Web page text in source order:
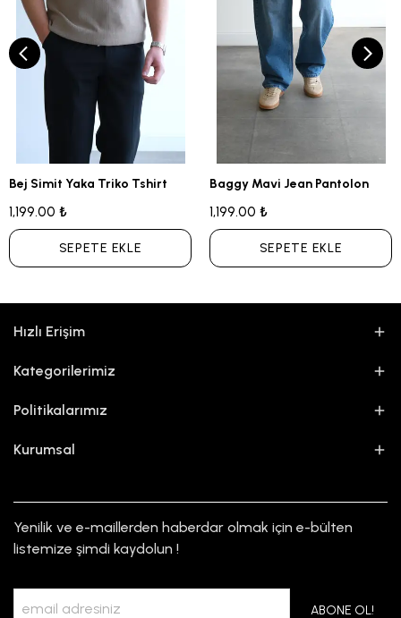
Bej Simit Yaka Triko Tshirt
1,199.00 ₺
SEPETE EKLE
Baggy Mavi Jean Pantolon
1,199.00 ₺
SEPETE EKLE
Hızlı Erişim
Kategorilerimiz
Politikalarımız
Kurumsal
Yenilik ve e-maillerden haberdar olmak için e-bülten
listemize şimdi kaydolun !
ABONE OL!